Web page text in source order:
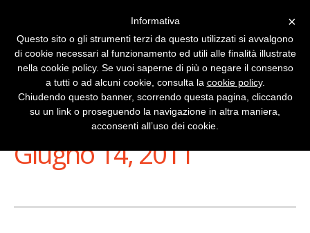
Stai Visualizzando
Giugno 14, 2011
×
Informativa
Questo sito o gli strumenti terzi da questo utilizzati si avvalgono
di cookie necessari al funzionamento ed utili alle finalità illustrate
nella cookie policy. Se vuoi saperne di più o negare il consenso
a tutti o ad alcuni cookie, consulta la cookie policy.
Chiudendo questo banner, scorrendo questa pagina, cliccando
su un link o proseguendo la navigazione in altra maniera,
acconsenti all’uso dei cookie.